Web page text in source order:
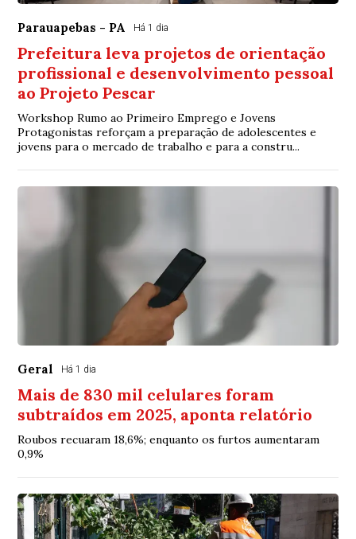
Parauapebas - PA Há 1 dia
Prefeitura leva projetos de orientação
profissional e desenvolvimento pessoal
ao Projeto Pescar
Workshop Rumo ao Primeiro Emprego e Jovens
Protagonistas reforçam a preparação de adolescentes e
jovens para o mercado de trabalho e para a constru...
Geral Há 1 dia
Mais de 830 mil celulares foram
subtraídos em 2025, aponta relatório
Roubos recuaram 18,6%; enquanto os furtos aumentaram
0,9%